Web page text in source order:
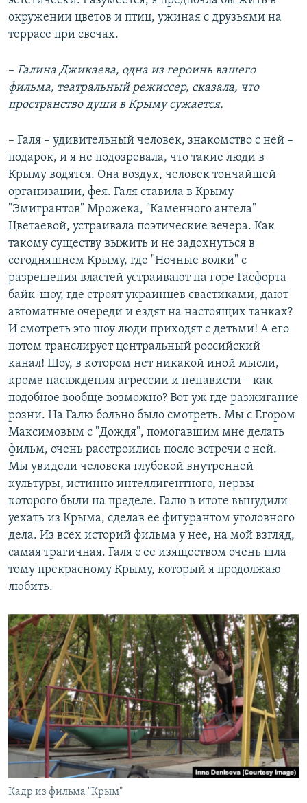
окружении цветов и птиц, ужиная с друзьями на
террасе при свечах.
–​ Галина Джикаева, одна из героинь вашего
фильма, театральный режиссер, сказала, что
пространство души в Крыму сужается.
– Галя – удивительный человек, знакомство с ней –
подарок, и я не подозревала, что такие люди в
Крыму водятся. Она воздух, человек тончайшей
организации, фея. Галя ставила в Крыму
"Эмигрантов" Мрожека, "Каменного ангела"
Цветаевой, устраивала поэтические вечера. Как
такому существу выжить и не задохнуться в
сегодняшнем Крыму, где "Ночные волки" с
разрешения властей устраивают на горе Гасфорта
байк-шоу, где строят украинцев свастиками, дают
автоматные очереди и ездят на настоящих танках?
И смотреть это шоу люди приходят с детьми! А его
потом транслирует центральный российский
канал! Шоу, в котором нет никакой иной мысли,
кроме насаждения агрессии и ненависти – как
подобное вообще возможно? Вот уж где разжигание
розни. На Галю больно было смотреть. Мы с Егором
Максимовым с "Дождя", помогавшим мне делать
фильм, очень расстроились после встречи с ней.
Мы увидели человека глубокой внутренней
культуры, истинно интеллигентного, нервы
которого были на пределе. Галю в итоге вынудили
уехать из Крыма, сделав ее фигурантом уголовного
дела. Из всех историй фильма у нее, на мой взгляд,
самая трагичная. Галя с ее изяществом очень шла
тому прекрасному Крыму, который я продолжаю
любить.
Кадр из фильма "Крым"